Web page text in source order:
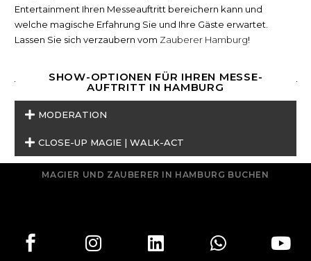
Entertainment Ihren Messeauftritt bereichern kann und
welche magische Erfahrung Sie und Ihre Gäste erwartet.
Lassen Sie sich verzaubern vom Zauberer Hamburg!
SHOW-OPTIONEN FÜR IHREN MESSE-
AUFTRITT IN HAMBURG
MODERATION
CLOSE-UP MAGIE | WALK-ACT
MAGIER UND ZAUBERER IN HAMBURG BUCHEN